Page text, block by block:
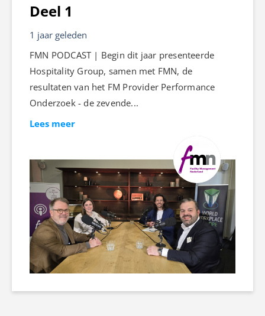
Deel 1
1 jaar geleden
FMN PODCAST | Begin dit jaar presenteerde
Hospitality Group, samen met FMN, de
resultaten van het FM Provider Performance
Onderzoek - de zevende...
Lees meer